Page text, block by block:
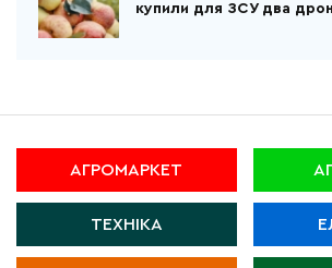
купили для ЗСУ два
АГРОМАРКЕТ
ТЕХНІКА